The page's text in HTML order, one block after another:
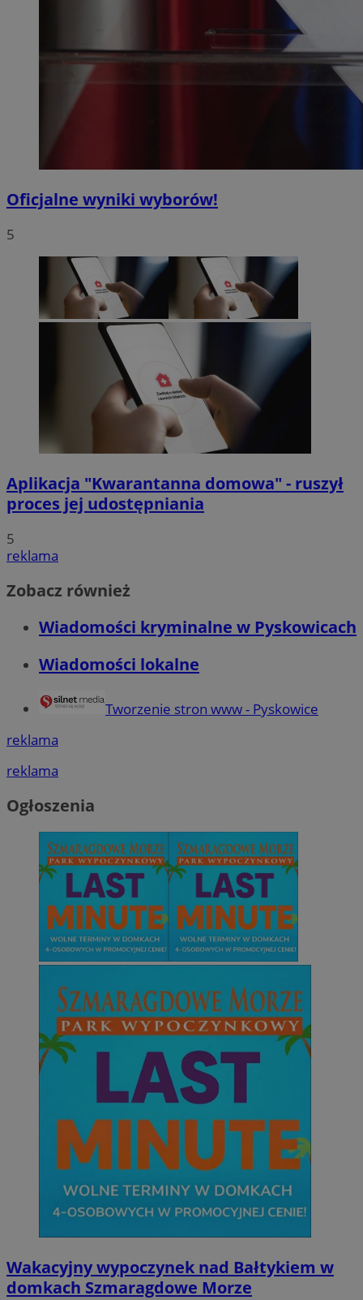
Oficjalne wyniki wyborów!
5
Aplikacja "Kwarantanna domowa" - ruszył
proces jej udostępniania
5
reklama
Zobacz również
Wiadomości kryminalne w Pyskowicach
Wiadomości lokalne
Tworzenie stron www - Pyskowice
reklama
reklama
Ogłoszenia
Wakacyjny wypoczynek nad Bałtykiem w
domkach Szmaragdowe Morze